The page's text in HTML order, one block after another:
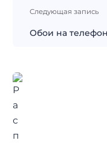
Следующая запись
Обои на